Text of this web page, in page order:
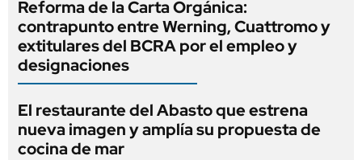
Reforma de la Carta Orgánica:
contrapunto entre Werning, Cuattromo y
extitulares del BCRA por el empleo y
designaciones
El restaurante del Abasto que estrena
nueva imagen y amplía su propuesta de
cocina de mar